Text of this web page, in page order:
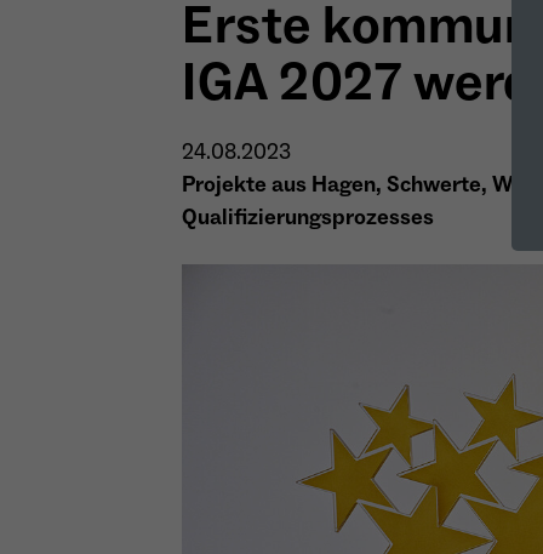
Erste
IGA 2027
24.08.2023
Projekte aus Hagen, Schwerte,
Qualifizierungsprozesses